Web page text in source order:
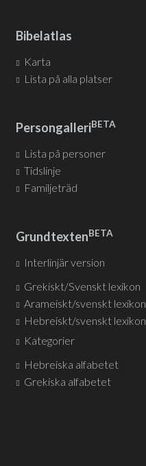
Bibelatlas
Karta
Lista på alla platser
PersongalleriBETA
Lista på personer
Tidslinje
Familjeträd
GrundtextenBETA
Interlinjär version
Grekiskt/Svenskt lexikon
Arameiskt/svenskt lexikon
Hebreiskt/svenskt lexikon
Kategorier
Hebreiska alfabetet
Grekiska alfabetet